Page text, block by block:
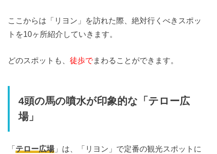
ここからは「リヨン」を訪れた際、絶対行くべきスポッ
トを10ヶ所紹介していきます。
どのスポットも、徒歩でまわることができます。
4頭の馬の噴水が印象的な「テロー広
場」
「テロー広場」は、「リヨン」で定番の観光スポットに